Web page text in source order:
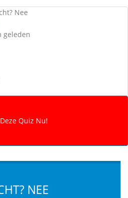
Nee
geleden
NEE